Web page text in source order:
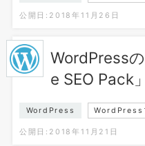
公開日:2018年11月26日
WordPress
e SEO Pack」
WordPress WordPress
公開日:2018年11月21日